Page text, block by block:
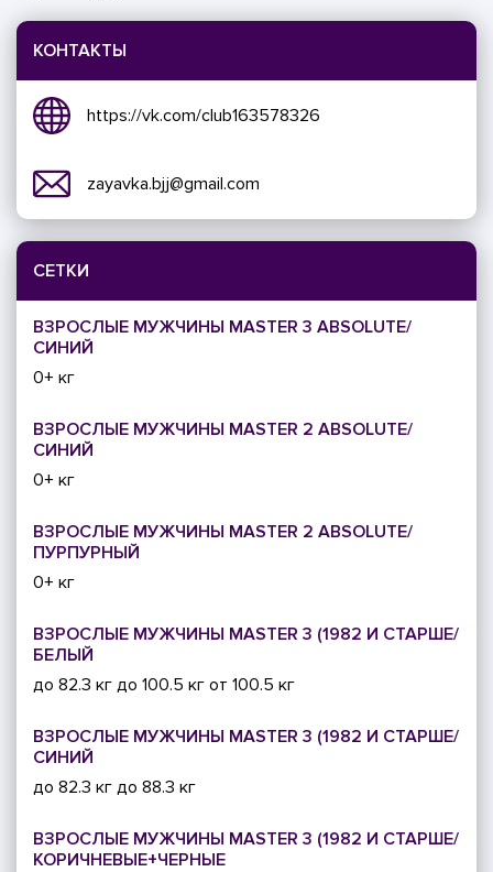
КОНТАКТЫ
https://vk.com/club163578326
zayavka.bjj@gmail.com
СЕТКИ
ВЗРОСЛЫЕ МУЖЧИНЫ MASTER 3 ABSOLUTE/
СИНИЙ
0+ кг
ВЗРОСЛЫЕ МУЖЧИНЫ MASTER 2 ABSOLUTE/
СИНИЙ
0+ кг
ВЗРОСЛЫЕ МУЖЧИНЫ MASTER 2 ABSOLUTE/
ПУРПУРНЫЙ
0+ кг
ВЗРОСЛЫЕ МУЖЧИНЫ MASTER 3 (1982 И СТАРШЕ/
БЕЛЫЙ
до 82.3 кг до 100.5 кг от 100.5 кг
ВЗРОСЛЫЕ МУЖЧИНЫ MASTER 3 (1982 И СТАРШЕ/
СИНИЙ
до 82.3 кг до 88.3 кг
ВЗРОСЛЫЕ МУЖЧИНЫ MASTER 3 (1982 И СТАРШЕ/
КОРИЧНЕВЫЕ+ЧЕРНЫЕ